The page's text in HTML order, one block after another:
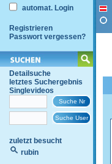
automat. Login
Registrieren
Passwort vergessen?
Detailsuche
letztes Suchergebnis
Singlevideos
zuletzt besucht
rubin